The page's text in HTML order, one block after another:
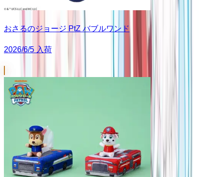
おさるのジョージ PtZ バブルワンド
2026/6/5 入荷